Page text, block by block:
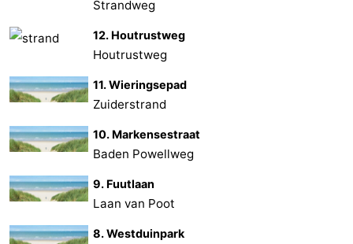
Strandweg
12. Houtrustweg
Houtrustweg
11. Wieringsepad
Zuiderstrand
10. Markensestraat
Baden Powellweg
9. Fuutlaan
Laan van Poot
8. Westduinpark